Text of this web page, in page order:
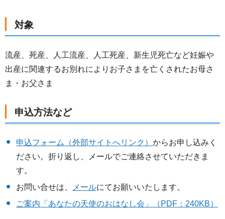
対象
流産、死産、人工流産、人工死産、新生児死亡など妊娠や
出産に関連するお別れによりお子さまを亡くされたお母さ
ま・お父さま
申込方法など
申込フォーム（外部サイトへリンク） からお申し込みく
ださい。折り返し、メールでご連絡させていただきま
す。
お問い合せは、
メールにてお願いいたします。
ご案内「あなたの天使のおはなし会」（PDF：240KB）